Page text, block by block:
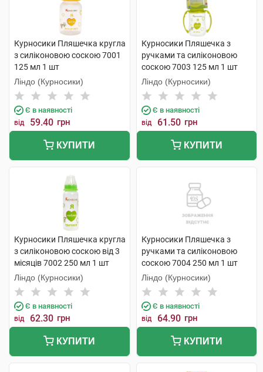
Курносики Пляшечка кругла
з силіконовою соскою 7001
125 мл 1 шт
Ліндо (Курносики)
Є в наявності
від 59.40 грн
КУПИТИ
Курносики Пляшечка з
ручками та силіконовою
соскою 7003 125 мл 1 шт
Ліндо (Курносики)
Є в наявності
від 61.50 грн
КУПИТИ
Курносики Пляшечка кругла
з силіконовою соскою від 3
місяців 7002 250 мл 1 шт
Ліндо (Курносики)
Є в наявності
від 62.30 грн
КУПИТИ
Курносики Пляшечка з
ручками та силіконовою
соскою 7004 250 мл 1 шт
Ліндо (Курносики)
Є в наявності
від 64.90 грн
КУПИТИ